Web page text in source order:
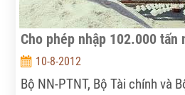
Cho phép nhập 102.000 tấn
10-8-2012
Bộ NN-PTNT, Bộ Tài chính và